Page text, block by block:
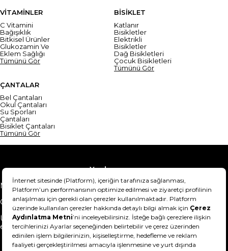
VİTAMİNLER
C Vitamini
Bağışıklık
Bitkisel Ürünler
Glukozamin Ve
Eklem Sağlığı
Tümünü Gör
BİSİKLET
Katlanır
Bisikletler
Elektrikli
Bisikletler
Dağ Bisikletleri
Çocuk Bisikletleri
Tümünü Gör
ÇANTALAR
Bel Çantaları
Okul Çantaları
Su Sporları
Çantaları
Bisiklet Çantaları
Tümünü Gör
Yardım
Mesafeli Satış Sözleşmesi
Teslimat Bilgisi
Gizlilik Sözleşmesi
Şartlar & Koşullar
Ürünümü nasıl iade
edebilirim?
Hakkımızda